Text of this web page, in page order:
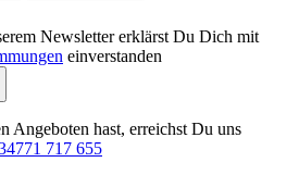
Newsletter erklärst Du Dich mit
einverstanden
Angeboten hast, erreichst Du uns
717 655